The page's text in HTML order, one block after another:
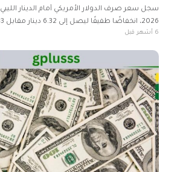
السعر المسجل عند ختام تعاملات الأسبوع الماضي،
6 أشهر قبل